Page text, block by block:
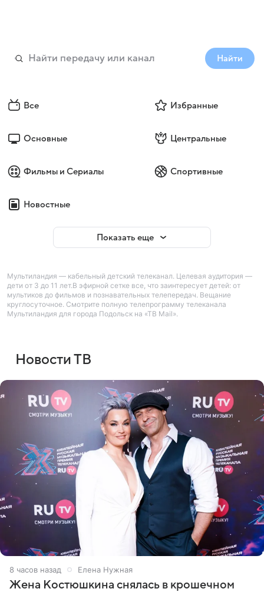
Найти
Все Избранные
Основные Центральные
Фильмы и Сериалы Спортивные
Новостные
Показать еще
Мультиландия — кабельный детский телеканал. Целевая аудитория —
дети от 3 до 11 лет.В эфирной сетке все, что заинтересует детей: от
мультиков до фильмов и познавательных телепередач. Вещание
круглосуточное. Смотрите полную телепрограмму телеканала
Мультиландия для города Подольск на «ТВ Mail».
Новости ТВ
8 часов назад Елена Нужная
Жена Костюшкина снялась в крошечном